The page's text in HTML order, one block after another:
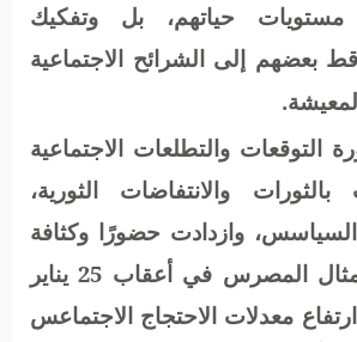
مستويات حياتهم، بل وتفكيك
بعضهم إلى الشرائح الاجتماعية
التوقعات والتطلعات الاجتماعية
والانتفاضات الثورية،
السياسس، وازدادت حضورًا وكثافة
وتضاغطًا في المثال المصرس في أعقاب 25 يناير
ارتفاع معدلات الاحتجاج الاجتماعس